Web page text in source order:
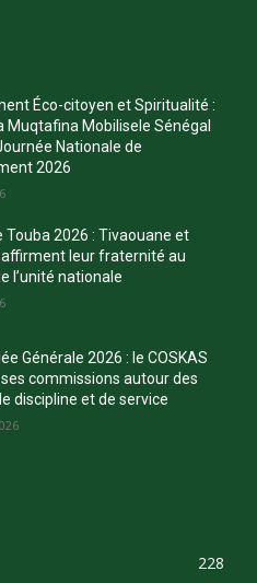
Éco-citoyen et Spiritualité :
Muqtafina Mobilisele Sénégal
Nationale de
2026
Touba 2026 : Tivaouane et
leur fraternité au
l’unité nationale
Générale 2026 : le COSKAS
commissions autour des
discipline et de service
228